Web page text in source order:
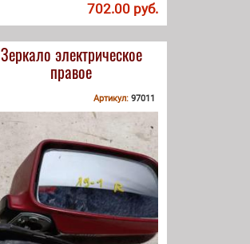
702.00 руб.
Зеркало электрическое
правое
Артикул: 97011